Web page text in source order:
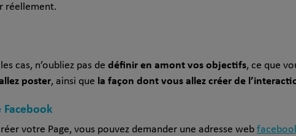
réellement.
cas, n’oubliez pas de définir en amont vos objectifs, ce que
poster, ainsi que la façon dont vous allez créer de
Facebook
votre Page, vous pouvez demander une adresse web